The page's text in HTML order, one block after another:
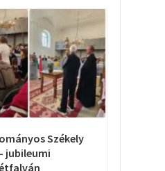
Székely
jubileumi